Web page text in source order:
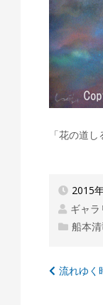
「花の道
2015
ギャラ
船本清
投流れゆく